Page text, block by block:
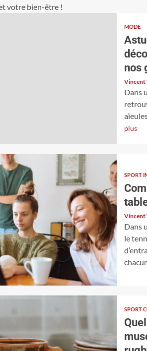
votre bien-être !
MODE
nos
Vincent
Dans
plus
SPORT
Vincent
Dans
le
SPORT